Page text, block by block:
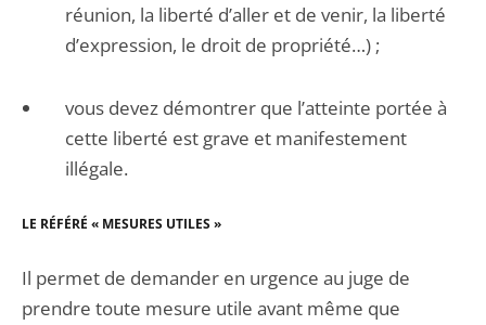
réunion, la liberté d’aller et de venir, la liberté
d’expression, le droit de propriété…) ;
vous devez démontrer que l’atteinte portée à
cette liberté est grave et manifestement
illégale.
LE RÉFÉRÉ « MESURES UTILES »
Il permet de demander en urgence au juge de
prendre toute mesure utile avant même que